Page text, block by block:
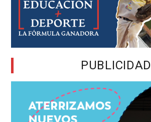
PUBLICIDAD